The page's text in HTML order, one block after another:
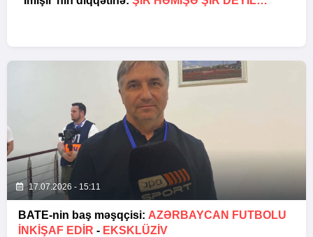
17.07.2026 - 15:11
BATE-nin baş məşqçisi: AZƏRBAYCAN FUTBOLU
INKIŞAF EDIR - EKSKLÜZİV